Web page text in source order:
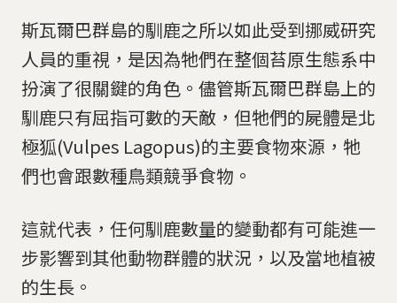
斯瓦爾巴群島的馴鹿之所以如此受到挪威研究
人員的重視，是因為牠們在整個苔原生態系中
扮演了很關鍵的角色。儘管斯瓦爾巴群島上的
馴鹿只有屈指可數的天敵，但牠們的屍體是北
極狐(Vulpes Lago­pus)的主要食物來源，牠
們也會跟數種鳥類競爭食物。
這就代表，任何馴鹿數量的變動都有可能進一
步影響到其他動物群體的狀況，以及當地植被
的生長。